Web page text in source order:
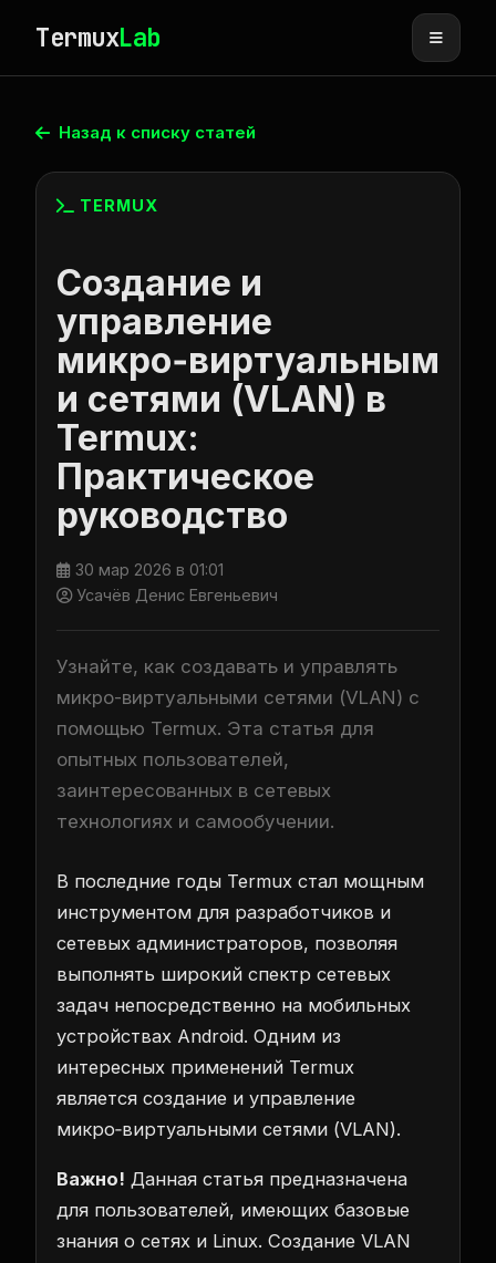
TermuxLab
Назад к списку статей
TERMUX
Создание и
управление
микро‑виртуальным
и сетями (VLAN) в
Termux:
Практическое
руководство
30 мар 2026 в 01:01
Усачёв Денис Евгеньевич
Узнайте, как создавать и управлять
микро-виртуальными сетями (VLAN) с
помощью Termux. Эта статья для
опытных пользователей,
заинтересованных в сетевых
технологиях и самообучении.
В последние годы Termux стал мощным
инструментом для разработчиков и
сетевых администраторов, позволяя
выполнять широкий спектр сетевых
задач непосредственно на мобильных
устройствах Android. Одним из
интересных применений Termux
является создание и управление
микро‑виртуальными сетями (VLAN).
Важно! Данная статья предназначена
для пользователей, имеющих базовые
знания о сетях и Linux. Создание VLAN